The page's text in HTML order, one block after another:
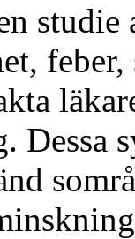
studie
Dessa